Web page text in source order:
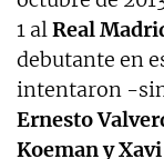
1 alReal
debutante en
intentaron -
Ernesto
Koeman y